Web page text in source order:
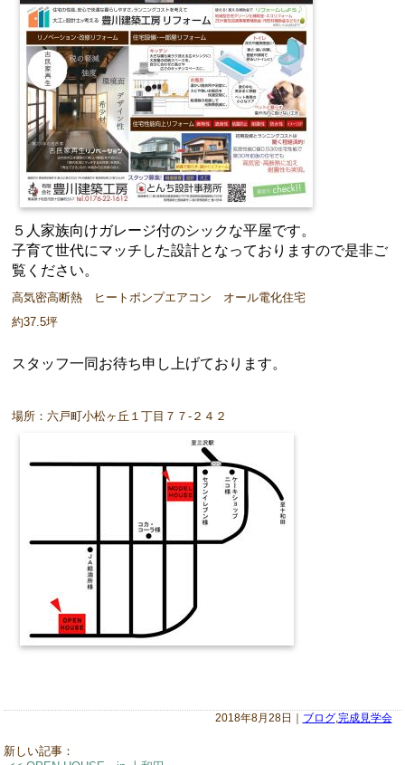
５人家族向けガレージ付のシックな平屋です。
子育て世代にマッチした設計となっておりますので是非ご
覧ください。
高気密高断熱 ヒートポンプエアコン オール電化住宅
約37.5坪
スタッフ一同お待ち申し上げております。
場所：六戸町小松ヶ丘１丁目７７‐２４２
2018年8月28日｜ ブログ,完成見学会
新しい記事：